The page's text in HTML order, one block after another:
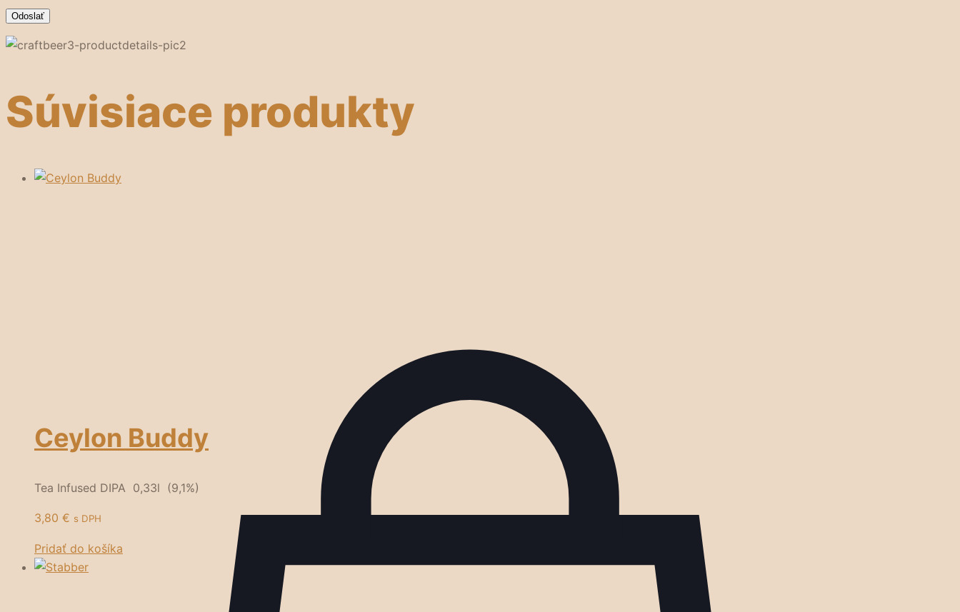
Súvisiace produkty
Ceylon Buddy
Tea Infused DIPA 0,33l (9,1%)
3,80 € s DPH
Pridať do košíka